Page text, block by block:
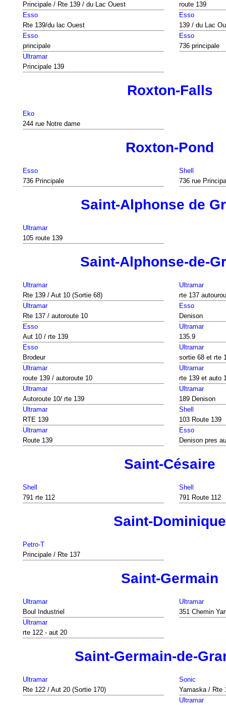
Principale / Rte 139 / du Lac Ouest
route 139
Esso
Rte 139/du lac Ouest
Esso
139 / du Lac
Esso
principale
Esso
736 principale
Ultramar
Principale 139
Roxton-Falls
Eko
244 rue Notre dame
Roxton-Pond
Esso
736 Principale
Shell
736 rue
Saint-Alphonse de
Ultramar
105 route 139
Saint-Alphonse-de-
Ultramar
Rte 139 / Aut 10 (Sortie 68)
Ultramar
rte 137
Ultramar
Rte 137 / autoroute 10
Esso
Denison
Esso
Aut 10 / rte 139
Ultramar
135.9
Esso
Brodeur
Ultramar
sortie 68 et rte
Ultramar
route 139 / autoroute 10
Ultramar
rte 139 et auto
Ultramar
Autoroute 10/ rte 139
Ultramar
189 Denison
Ultramar
RTE 139
Shell
103 Route 139
Ultramar
Route 139
Esso
Denison pres
Saint-Césaire
Shell
791 rte 112
Shell
791 Route 112
Saint-Dominique
Petro-T
Principale / Rte 137
Saint-Germain
Ultramar
Boul Industriel
Ultramar
351 Chemin
Ultramar
rte 122 - aut 20
Saint-Germain-de-
Ultramar
Rte 122 / Aut 20 (Sortie 170)
Sonic
Yamaska / Rte
Ultramar